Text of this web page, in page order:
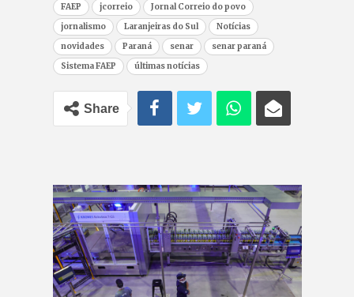
FAEP
jcorreio
Jornal Correio do povo
jornalismo
Laranjeiras do Sul
Notícias
novidades
Paraná senar
senar paraná
Sistema FAEP
últimas notícias
Share